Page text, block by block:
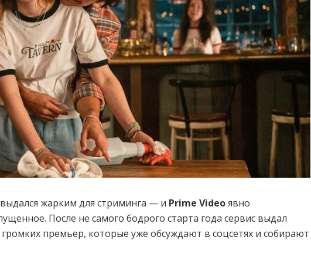
жарким для стриминга — и Prime Videoявно
После не самого бодрого старта года сервис выдал
громких премьер, которые уже обсуждают в соцсетях и собирают